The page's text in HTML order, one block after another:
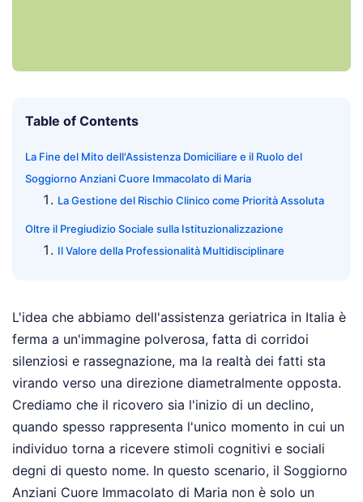
Table of Contents
La Fine del Mito dell'Assistenza Domiciliare e il Ruolo del
Soggiorno Anziani Cuore Immacolato di Maria
La Gestione del Rischio Clinico come Priorità Assoluta
Oltre il Pregiudizio Sociale sulla Istituzionalizzazione
Il Valore della Professionalità Multidisciplinare
L'idea che abbiamo dell'assistenza geriatrica in Italia è
ferma a un'immagine polverosa, fatta di corridoi
silenziosi e rassegnazione, ma la realtà dei fatti sta
virando verso una direzione diametralmente opposta.
Crediamo che il ricovero sia l'inizio di un declino,
quando spesso rappresenta l'unico momento in cui un
individuo torna a ricevere stimoli cognitivi e sociali
degni di questo nome. In questo scenario, il Soggiorno
Anziani Cuore Immacolato di Maria non è solo un